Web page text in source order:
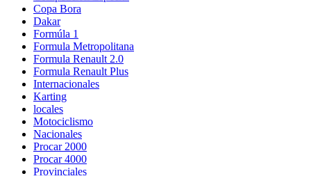
Copa Bora
Dakar
Formúla 1
Formula Metropolitana
Formula Renault 2.0
Formula Renault Plus
Internacionales
Karting
locales
Motociclismo
Nacionales
Procar 2000
Procar 4000
Provinciales